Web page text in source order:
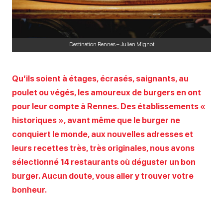
Destination Rennes – Julien Mignot
Qu’ils soient à étages, écrasés, saignants, au
poulet ou végés, les amoureux de burgers en ont
pour leur compte à Rennes. Des établissements «
historiques », avant même que le burger ne
conquiert le monde, aux nouvelles adresses et
leurs recettes très, très originales, nous avons
sélectionné 14 restaurants où déguster un bon
burger. Aucun doute, vous aller y trouver votre
bonheur.